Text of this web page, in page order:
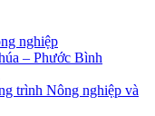
nghiệp
– Phước Bình
trình Nông nghiệp và